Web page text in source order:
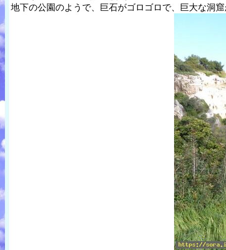
地下の公園のようで、巨石がゴロゴロで、巨大な洞窟